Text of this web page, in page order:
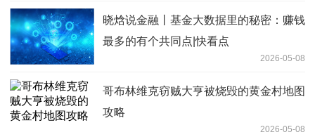
晓焓说金融丨基金大数据里的秘密：赚钱
最多的有个共同点|快看点
2026-05-08
哥布林维克窃贼大亨被烧毁的黄金村地图
攻略
2026-05-08